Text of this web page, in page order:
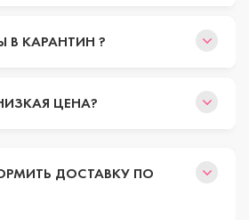
В КАРАНТИН ?
ЦЕНА?
ДОСТАВКУ ПО